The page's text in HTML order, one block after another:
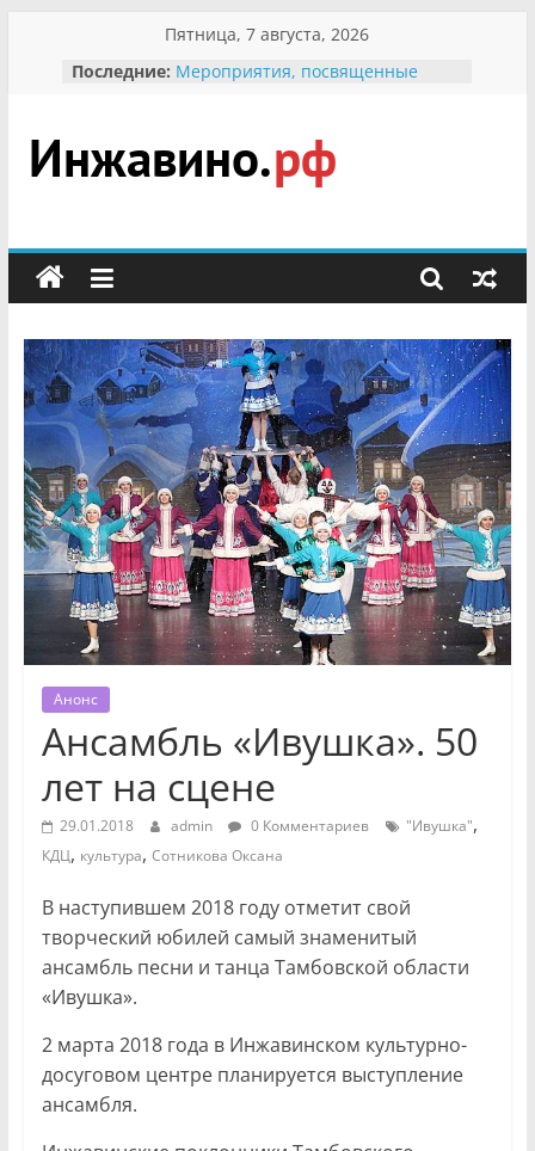
содержимому
Пятница, 7 августа, 2026
Последние: Мероприятия, посвященные
гражданин Инжавинского округа»
участнице Великой
Отечественной, фронтовичке
Безопасность в сети Интернет
мероприятии «Сохраним
первоцветы!»
В вольере Воронинского
заповедника родились крапчатые
суслики
Инжавино.рф
сельский
портал
Анонс
Ансамбль «Ивушка». 50
лет на сцене
29.01.2018 admin 0 Комментариев "Ивушка",
КДЦ, культура, Сотникова Оксана
В наступившем 2018 году отметит свой
творческий юбилей самый знаменитый
ансамбль песни и танца Тамбовской области
«Ивушка».
2 марта 2018 года в Инжавинском культурно-
досуговом центре планируется выступление
ансамбля.